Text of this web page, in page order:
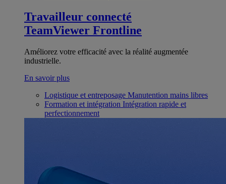
Travailleur connecté
TeamViewer Frontline
Améliorez votre efficacité avec la réalité augmentée
industrielle.
En savoir plus
Logistique et entreposage Manutention mains libres
Formation et intégration Intégration rapide et
perfectionnement